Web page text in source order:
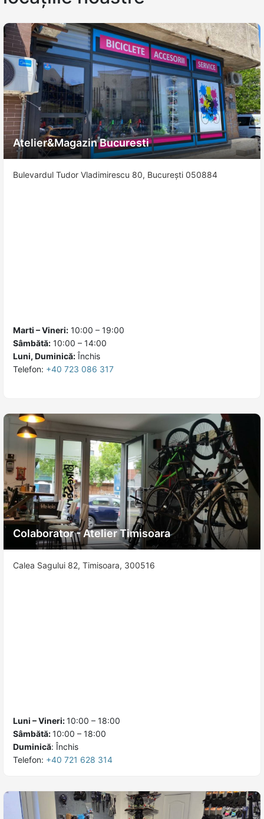
Atelier&Magazin Bucuresti
Bulevardul Tudor Vladimirescu 80, București 050884
Marti – Vineri: 10:00 – 19:00
Sâmbătă: 10:00 – 14:00
Luni, Duminică: Închis
Telefon: +40 723 086 317
Colaborator - Atelier Timisoara
Calea Sagului 82, Timisoara, 300516
Luni – Vineri:10:00 – 18:00
Sâmbătă:10:00 – 18:00
Duminică: Închis
Telefon: +40 721 628 314